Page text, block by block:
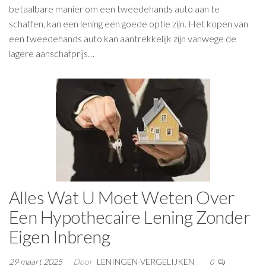
betaalbare manier om een tweedehands auto aan te
schaffen, kan een lening een goede optie zijn. Het kopen van
een tweedehands auto kan aantrekkelijk zijn vanwege de
lagere aanschafprijs…
Alles Wat U Moet Weten Over
Een Hypothecaire Lening Zonder
Eigen Inbreng
29 maart 2025 Door LENINGEN-VERGELIJKEN 0